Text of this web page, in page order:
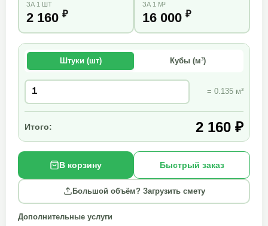
ЗА 1 ШТ
2 160 ₽
ЗА 1 М³
16 000 ₽
Штуки (шт) Кубы (м³)
= 0.135 м³
Итого: 2 160 ₽
В корзину Быстрый заказ
Большой объём? Загрузить смету
Дополнительные услуги